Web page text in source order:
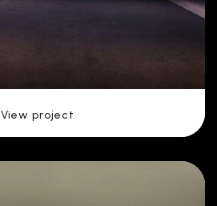
View project